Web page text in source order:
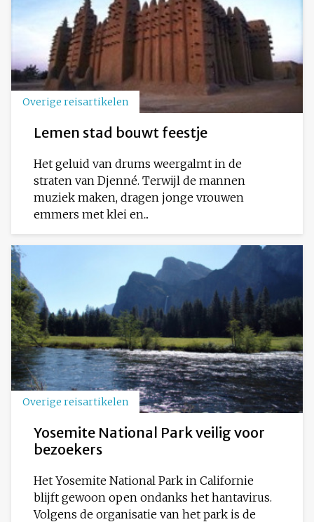
Overige reisartikelen
Lemen stad bouwt feestje
Het geluid van drums weergalmt in de
straten van Djenné. Terwijl de mannen
muziek maken, dragen jonge vrouwen
emmers met klei en...
Overige reisartikelen
Yosemite National Park veilig voor
bezoekers
Het Yosemite National Park in Californie
blijft gewoon open ondanks het hantavirus.
Volgens de organisatie van het park is de